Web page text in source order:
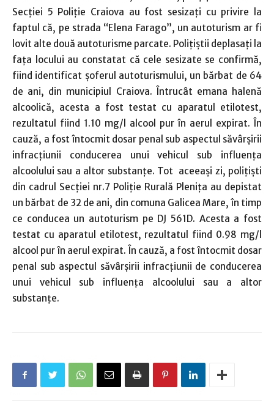
Secției 5 Poliție Craiova au fost sesizați cu privire la
faptul că, pe strada “Elena Farago”, un autoturism ar fi
lovit alte două autoturisme parcate. Polițiștii deplasați la
fața locului au constatat că cele sesizate se confirmă,
fiind identificat șoferul autoturismului, un bărbat de 64
de ani, din municipiul Craiova. Întrucât emana halenă
alcoolică, acesta a fost testat cu aparatul etilotest,
rezultatul fiind 1.10 mg/l alcool pur în aerul expirat. În
cauză, a fost întocmit dosar penal sub aspectul săvârșirii
infracțiunii conducerea unui vehicul sub influența
alcoolului sau a altor substanțe. Tot aceeaşi zi, polițiști
din cadrul Secției nr.7 Poliție Rurală Plenița au depistat
un bărbat de 32 de ani, din comuna Galicea Mare, în timp
ce conducea un autoturism pe DJ 561D. Acesta a fost
testat cu aparatul etilotest, rezultatul fiind 0.98 mg/l
alcool pur în aerul expirat. În cauză, a fost întocmit dosar
penal sub aspectul săvârșirii infracțiunii de conducerea
unui vehicul sub influența alcoolului sau a altor
substanțe.